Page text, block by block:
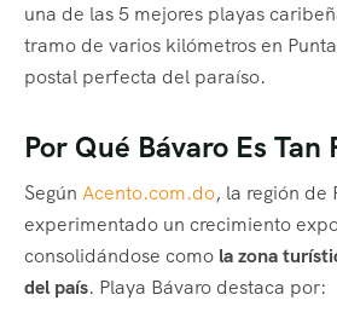
una de las 5 mejores playas
tramo de varios kilómetros en
postal perfecta del paraíso.
Por Qué Bávaro Es Tan
Según Acento.com.do, la región de
experimentado un crecimiento
consolidándose como la zona
del país. Playa Bávaro destaca por: